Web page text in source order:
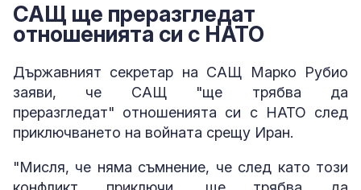
САЩ ще преразгледат
отношенията си с НАТО
Държавният секретар на САЩ Марко Рубио
заяви, че САЩ "ще трябва да
преразгледат" отношенията си с НАТО след
приключването на войната срещу Иран.
"Мисля, че няма съмнение, че след като този